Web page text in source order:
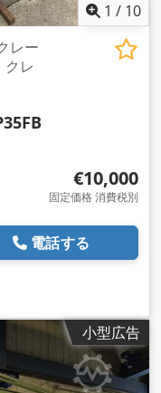
1 / 10
レー
レ
€10,000
固定価格 消費税別
電話する
小型広告